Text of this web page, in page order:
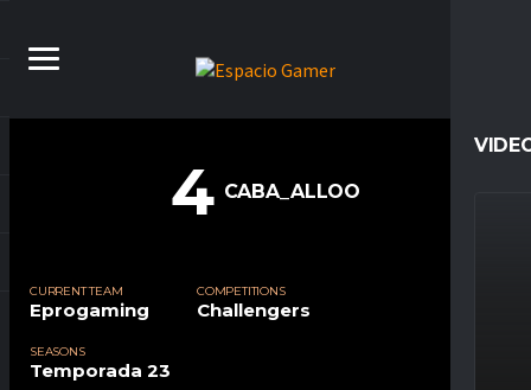
4 CABA_ALLOO
CURRENT TEAM
Eprogaming
COMPETITIONS
Challengers
SEASONS
Temporada 23